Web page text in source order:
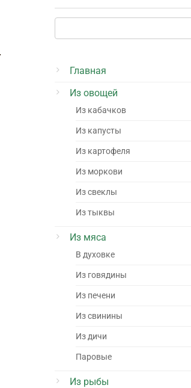
Главная
Из овощей
Из кабачков
Из капусты
Из картофеля
Из моркови
Из свеклы
Из тыквы
Из мяса
В духовке
Из говядины
Из печени
Из свинины
Из дичи
Паровые
Из рыбы